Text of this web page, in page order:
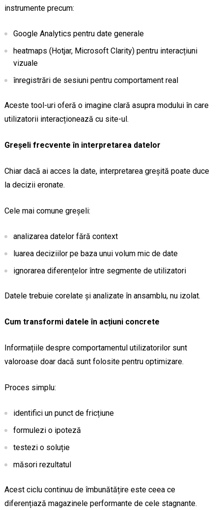
instrumente precum:
Google Analytics pentru date generale
heatmaps (Hotjar, Microsoft Clarity) pentru interacțiuni
vizuale
înregistrări de sesiuni pentru comportament real
Aceste tool-uri oferă o imagine clară asupra modului în care
utilizatorii interacționează cu site-ul.
Greșeli frecvente în interpretarea datelor
Chiar dacă ai acces la date, interpretarea greșită poate duce
la decizii eronate.
Cele mai comune greșeli:
analizarea datelor fără context
luarea deciziilor pe baza unui volum mic de date
ignorarea diferențelor între segmente de utilizatori
Datele trebuie corelate și analizate în ansamblu, nu izolat.
Cum transformi datele în acțiuni concrete
Informațiile despre comportamentul utilizatorilor sunt
valoroase doar dacă sunt folosite pentru optimizare.
Proces simplu:
identifici un punct de fricțiune
formulezi o ipoteză
testezi o soluție
măsori rezultatul
Acest ciclu continuu de îmbunătățire este ceea ce
diferențiază magazinele performante de cele stagnante.